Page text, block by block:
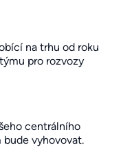
na trhu od roku
pro rozvozy
centrálního
bude vyhovovat.